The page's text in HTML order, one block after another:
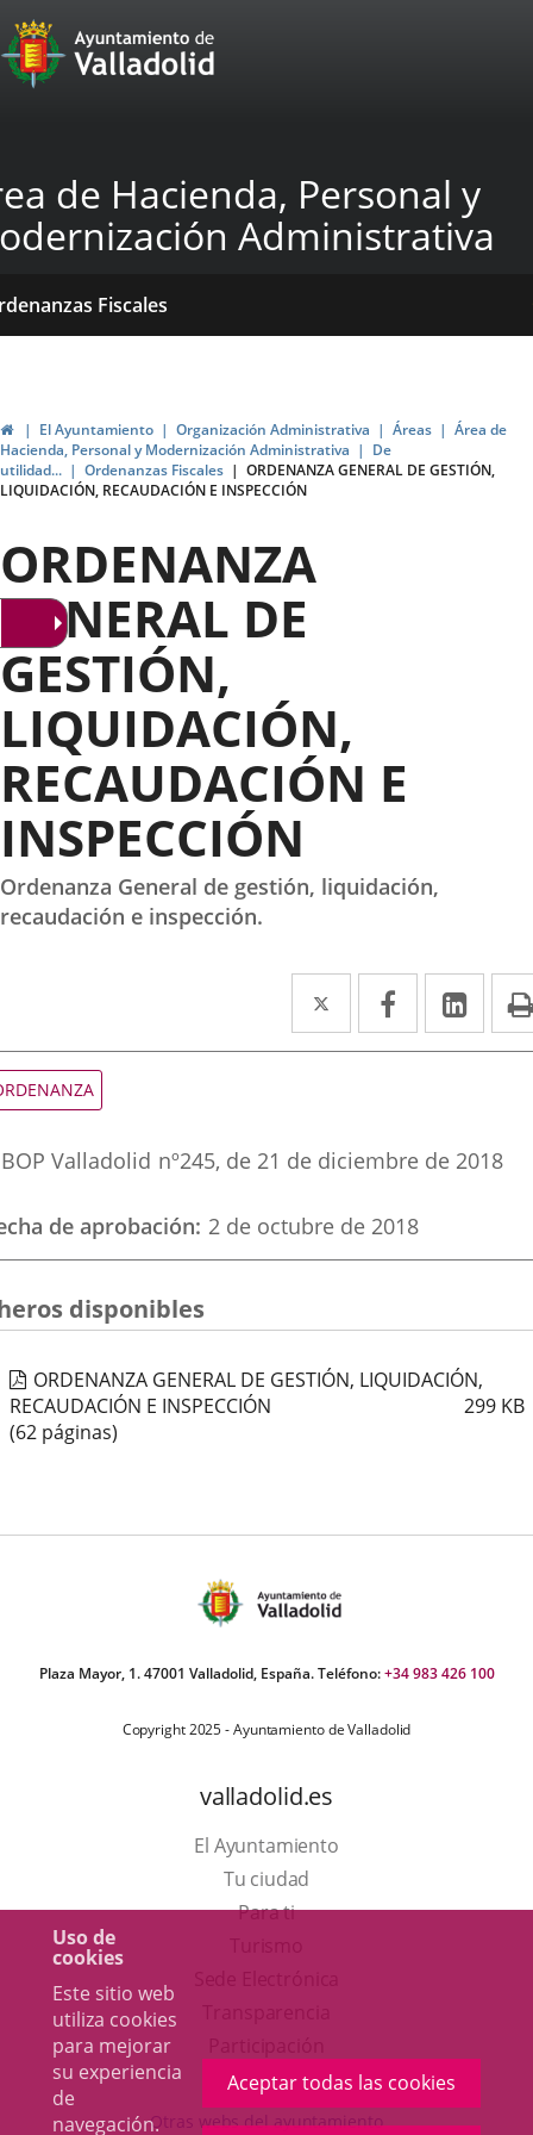
Uso de
cookies
Este sitio web
utiliza cookies
para mejorar
su experiencia
de
navegación.
Aceptar todas las cookies
Portal
Web
Ayuntamiento
de
Valladolid
de Hacienda, Personal y
Administrativa
Fiscales
InicioEl Ayuntamiento Organización Administrativa Áreas
Área de
Hacienda, Personal y Modernización Administrativa
De
utilidad...
Ordenanzas Fiscales
ORDENANZA GENERAL DE GESTIÓN,
LIQUIDACIÓN, RECAUDACIÓN E INSPECCIÓN
ORDENANZA
GENERAL DE
GESTIÓN,
LIQUIDACIÓN,
RECAUDACIÓN E
INSPECCIÓN
Ordenanza General de gestión, liquidación,
recaudación e inspección.
Twitter
Enlace
a
externa.
Facebook
Enlace
a
externa.
a
BOP Valladolid nº245, de 21 de diciembre de 2018
de aprobación 2 de octubre de 2018
disponibles
ORDENANZA GENERAL DE GESTIÓN, LIQUIDACIÓN,
RECAUDACIÓN E INSPECCIÓN
299 KB
(62 páginas)
Plaza Mayor, 1. 47001 Valladolid, España. Teléfono:+34 983 426 100
Copyright 2025 - Ayuntamiento de Valladolid
valladolid.es
El Ayuntamiento
Tu ciudad
Para ti
en
una
aplicación
externa.
Otras webs del ayuntamiento